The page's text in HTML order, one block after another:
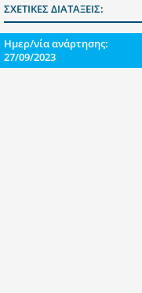
ΣΧΕΤΙΚΕΣ ΔΙΑΤΑΞΕΙΣ:
Ημερ/νία ανάρτησης:
27/09/2023